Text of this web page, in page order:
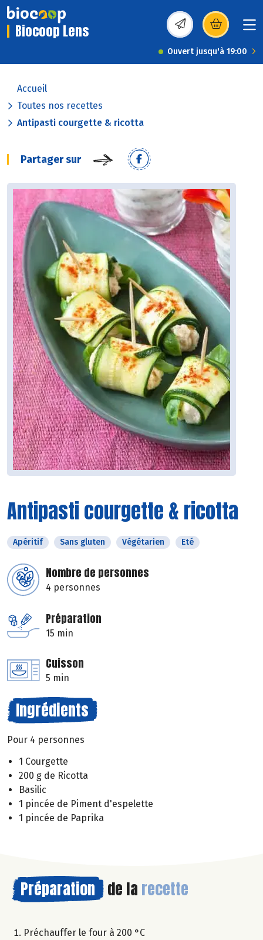
Biocoop Lens (s’ouvre dans une
Ouvert jusqu'à 19:00
Accueil
Toutes nos recettes
Antipasti courgette & ricotta
Partager sur
Antipasti courgette & ricotta
Apéritif Sans gluten Végétarien Eté
Nombre de personnes
4 personnes
Préparation
15 min
Cuisson
5 min
Ingrédients
Pour 4 personnes
1 Courgette
200 g de Ricotta
Basilic
1 pincée de Piment d'espelette
1 pincée de Paprika
Préparation de la recette
Préchauffer le four à 200 °C